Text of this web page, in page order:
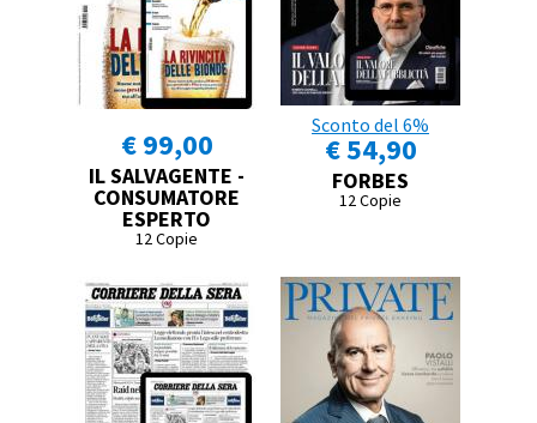
€ 99,00
IL SALVAGENTE -
CONSUMATORE
ESPERTO
12 Copie
Sconto del 6%
€ 54,90
FORBES
12 Copie